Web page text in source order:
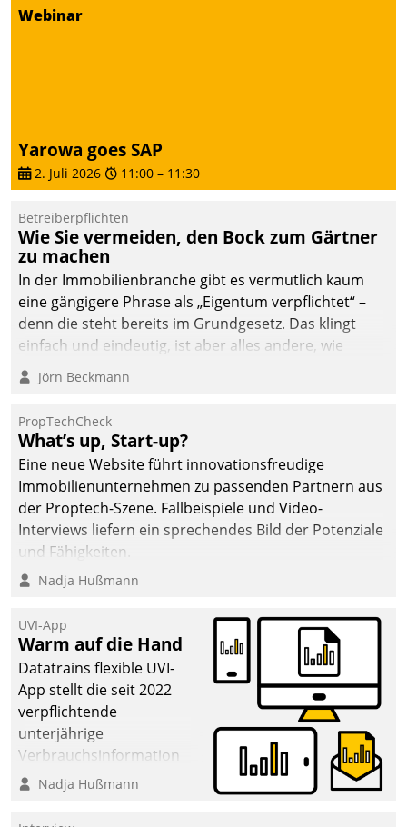
Datatrain ermöglicht
datengestützte
Entscheidungen.
Webinar
Yarowa goes SAP
2. Juli 2026 11:00 – 11:30
Betreiberpflichten
Wie Sie vermeiden, den Bock zum Gärtner
zu machen
In der Immobilienbranche gibt es vermutlich kaum
eine gängigere Phrase als „Eigentum verpflichtet“ –
denn die steht bereits im Grundgesetz. Das klingt
einfach und eindeutig, ist aber alles andere, wie
Branchenbeschäftigte wissen. Denn mit der
Verantwortung folgen Verpflichtungen.
Jörn Beckmann
PropTechCheck
What’s up, Start-up?
Eine neue Website führt innovationsfreudige
Immobilienunternehmen zu passenden Partnern aus
der Proptech-Szene. Fallbeispiele und Video-
Interviews liefern ein sprechendes Bild der Potenziale
und Fähigkeiten.
Nadja Hußmann
UVI-App
Warm auf die Hand
Datatrains flexible UVI-
App stellt die seit 2022
verpflichtende
unterjährige
Verbrauchsinformation
schnell, zuverlässig und
Die monatlichen
Nadja Hußmann